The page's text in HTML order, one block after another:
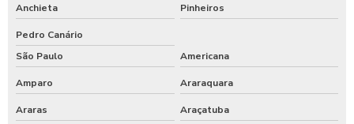
Anchieta Pinheiros
Pedro Canário
São Paulo
Americana
Amparo Araraquara
Araras Araçatuba